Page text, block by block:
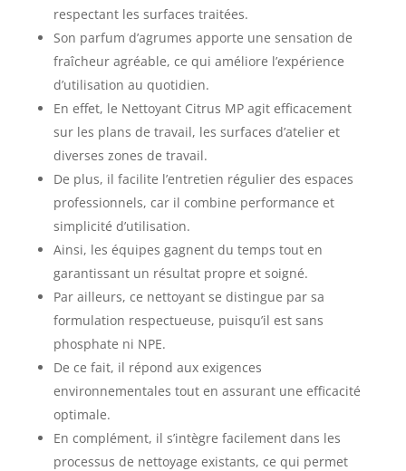
respectant les surfaces traitées.
Son parfum d’agrumes apporte une sensation de
fraîcheur agréable, ce qui améliore l’expérience
d’utilisation au quotidien.
En effet, le Nettoyant Citrus MP agit efficacement
sur les plans de travail, les surfaces d’atelier et
diverses zones de travail.
De plus, il facilite l’entretien régulier des espaces
professionnels, car il combine performance et
simplicité d’utilisation.
Ainsi, les équipes gagnent du temps tout en
garantissant un résultat propre et soigné.
Par ailleurs, ce nettoyant se distingue par sa
formulation respectueuse, puisqu’il est sans
phosphate ni NPE.
De ce fait, il répond aux exigences
environnementales tout en assurant une efficacité
optimale.
En complément, il s’intègre facilement dans les
processus de nettoyage existants, ce qui permet